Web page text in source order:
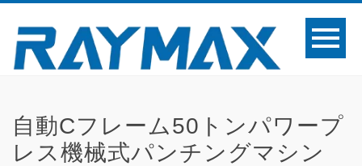
自動Cフレーム50トンパワープ
レス機械式パンチングマシン